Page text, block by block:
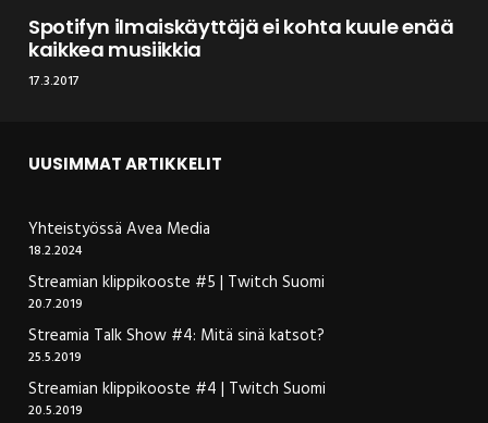
Spotifyn ilmaiskäyttäjä ei kohta kuule enää
kaikkea musiikkia
17.3.2017
UUSIMMAT ARTIKKELIT
Yhteistyössä Avea Media
18.2.2024
Streamian klippikooste #5 | Twitch Suomi
20.7.2019
Streamia Talk Show #4: Mitä sinä katsot?
25.5.2019
Streamian klippikooste #4 | Twitch Suomi
20.5.2019